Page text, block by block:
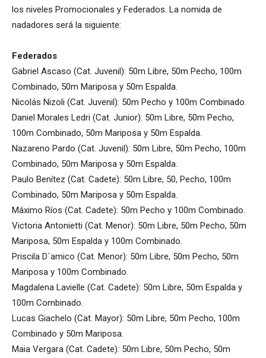
los niveles Promocionales y Federados. La nomida de
nadadores será la siguiente:
Federados
Gabriel Ascaso (Cat. Juvenil): 50m Libre, 50m Pecho, 100m
Combinado, 50m Mariposa y 50m Espalda.
Nicolás Nizoli (Cat. Juvenil): 50m Pecho y 100m Combinado.
Daniel Morales Ledri (Cat. Junior): 50m Libre, 50m Pecho,
100m Combinado, 50m Mariposa y 50m Espalda.
Nazareno Pardo (Cat. Juvenil): 50m Libre, 50m Pecho, 100m
Combinado, 50m Mariposa y 50m Espalda.
Paulo Benítez (Cat. Cadete): 50m Libre, 50, Pecho, 100m
Combinado, 50m Mariposa y 50m Espalda.
Máximo Ríos (Cat. Cadete): 50m Pecho y 100m Combinado.
Victoria Antonietti (Cat. Menor): 50m Libre, 50m Pecho, 50m
Mariposa, 50m Espalda y 100m Combinado.
Priscila D´amico (Cat. Menor): 50m Libre, 50m Pecho, 50m
Mariposa y 100m Combinado.
Magdalena Lavielle (Cat. Cadete): 50m Libre, 50m Espalda y
100m Combinado.
Lucas Giachelo (Cat. Mayor): 50m Libre, 50m Pecho, 100m
Combinado y 50m Mariposa.
Maia Vergara (Cat. Cadete): 50m Libre, 50m Pecho, 50m